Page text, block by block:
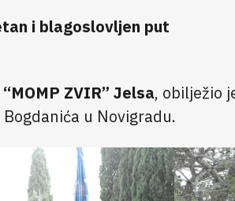
i blagoslovljen put
ZVIR” Jelsa, obilježio
u Novigradu.